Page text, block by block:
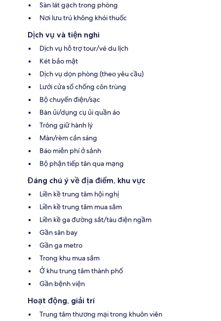
Sàn lát gạch trong phòng
Nơi lưu trú không khói thuốc
Dịch vụ và tiện nghi
Dịch vụ hỗ trợ tour/vé du lịch
Két bảo mật
Dịch vụ dọn phòng (theo yêu cầu)
Lưới cửa sổ chống côn trùng
Bộ chuyển điện/sạc
Bàn ủi/dụng cụ ủi quần áo
Trông giữ hành lý
Màn/rèm cản sáng
Báo miễn phí ở sảnh
Bộ phận tiếp tân qua mạng
Đáng chú ý về địa điểm, khu vực
Liền kề trung tâm hội nghị
Liền kề trung tâm mua sắm
Liền kề ga đường sắt/tàu điện ngầm
Gần sân bay
Gần ga metro
Trong khu mua sắm
Ở khu trung tâm thành phố
Gần bệnh viện
Hoạt động, giải trí
Trung tâm thương mại trong khuôn viên